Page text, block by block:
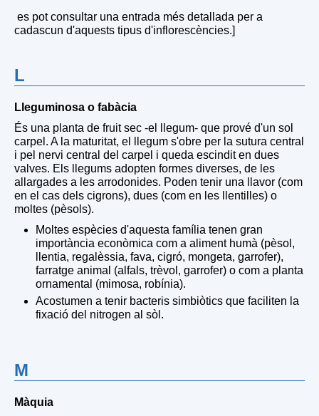
es pot consultar una entrada més detallada per a
cadascun d'aquests tipus d'inflorescències.]
L
Lleguminosa o fabàcia
És una planta de fruit sec -el llegum- que prové d'un sol
carpel. A la maturitat, el llegum s'obre per la sutura central
i pel nervi central del carpel i queda escindit en dues
valves. Els llegums adopten formes diverses, de les
allargades a les arrodonides. Poden tenir una llavor (com
en el cas dels cigrons), dues (com en les llentilles) o
moltes (pèsols).
Moltes espècies d'aquesta família tenen gran
importància econòmica com a aliment humà (pèsol,
llentia, regalèssia, fava, cigró, mongeta, garrofer),
farratge animal (alfals, trèvol, garrofer) o com a planta
ornamental (mimosa, robínia).
Acostumen a tenir bacteris simbiòtics que faciliten la
fixació del nitrogen al sòl.
M
Màquia